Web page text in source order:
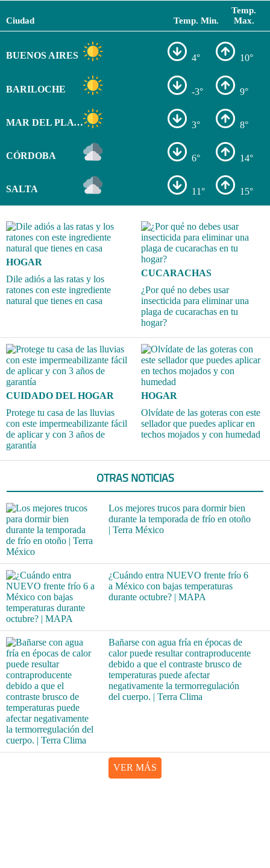
Ciudad Temp. Min.
Temp.
Max.
BUENOS AIRES 4° 10°
BARILOCHE -3° 9°
MAR DEL PLATA 3° 8°
CÓRDOBA 6° 14°
SALTA 11° 15°
HOGAR
Dile adiós a las ratas y los
ratones con este ingrediente
natural que tienes en casa
CUCARACHAS
¿Por qué no debes usar
insecticida para eliminar una
plaga de cucarachas en tu
hogar?
CUIDADO DEL HOGAR
Protege tu casa de las lluvias
con este impermeabilizante fácil
de aplicar y con 3 años de
garantía
HOGAR
Olvídate de las goteras con este
sellador que puedes aplicar en
techos mojados y con humedad
OTRAS NOTICIAS
Los mejores trucos para dormir bien
durante la temporada de frío en otoño
| Terra México
¿Cuándo entra NUEVO frente frío 6
a México con bajas temperaturas
durante octubre? | MAPA
Bañarse con agua fría en épocas de
calor puede resultar contraproducente
debido a que el contraste brusco de
temperaturas puede afectar
negativamente la termorregulación
del cuerpo. | Terra Clima
VER MÁS